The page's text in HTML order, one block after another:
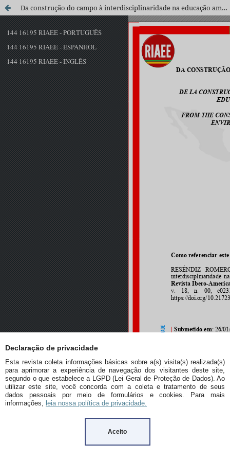
Declaração de privacidade
Esta revista coleta informações básicas sobre a(s) visita(s) realizada(s)
para aprimorar a experiência de navegação dos visitantes deste site,
segundo o que estabelece a LGPD (Lei Geral de Proteção de Dados). Ao
utilizar este site, você concorda com a coleta e tratamento de seus
dados pessoais por meio de formulários e cookies. Para mais
informações, leia nossa política de privacidade.
Aceito
Da construção do campo à interdisciplinaridade na educação ambiental